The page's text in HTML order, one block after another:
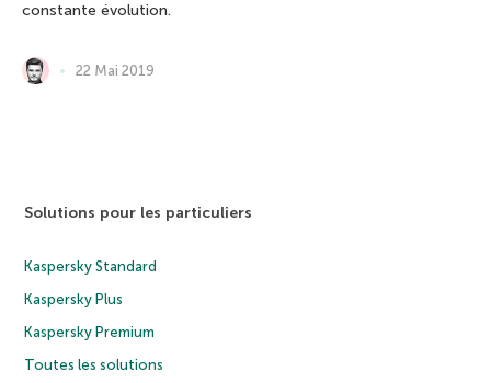
constante évolution.
22 Mai 2019
Solutions pour les particuliers
Kaspersky Standard
Kaspersky Plus
Kaspersky Premium
Toutes les solutions